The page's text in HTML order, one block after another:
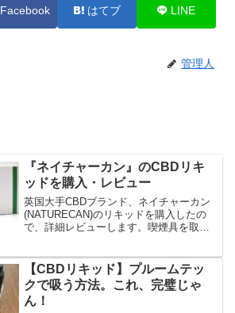
Facebook はてブ LINE
管理人
『ネイチャーカン』のCBDリキ
ッドを購入・レビュー
英国大手CBDブランド、ネイチャーカン
(NATURECAN)のリキッドを購入したの
で、詳細レビューします。喫煙具を取り
(NATURECAN)ってどんなブランド？ネイ
チャー...
【CBDリキッド】プルームテッ
クで吸う方法。これ、完璧じゃ
ん！